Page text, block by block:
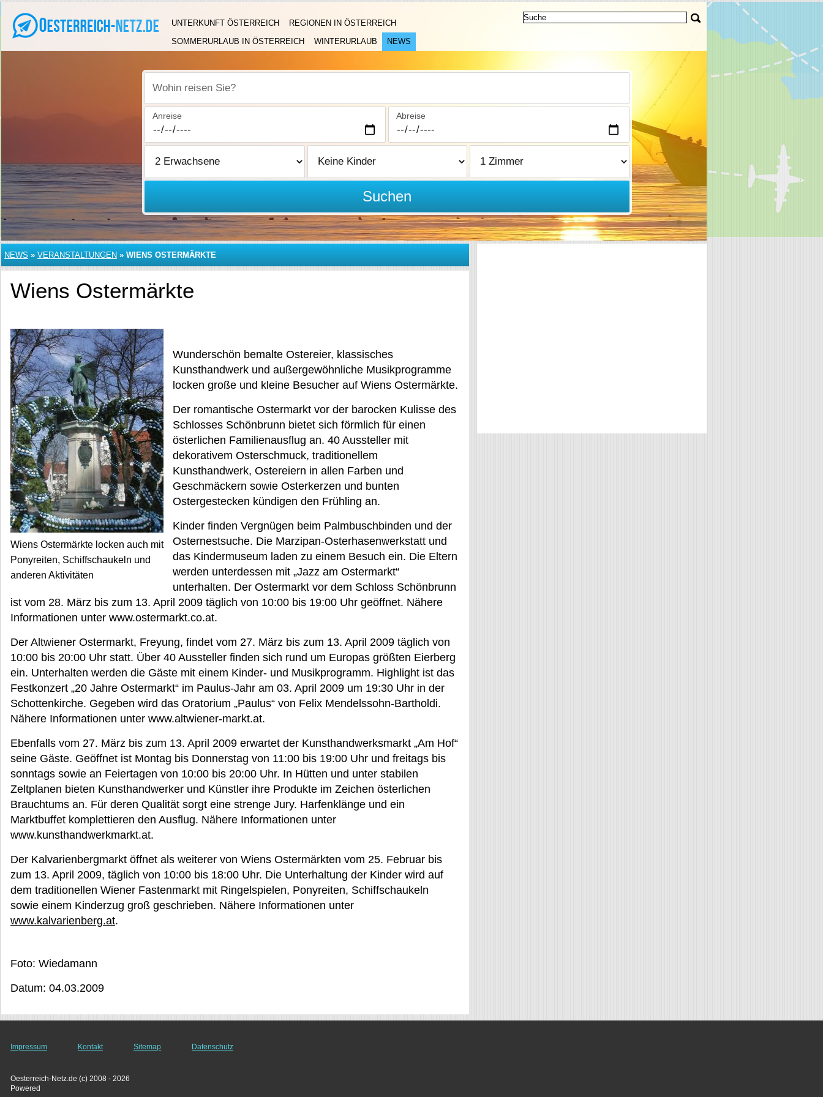
UNTERKUNFT ÖSTERREICH
REGIONEN IN ÖSTERREICH
SOMMERURLAUB IN ÖSTERREICH
WINTERURLAUB NEWS
Wohin reisen Sie?
Anreise Abreise
Suchen
NEWS » VERANSTALTUNGEN » WIENS OSTERMÄRKTE
Wiens Ostermärkte
Wiens Ostermärkte locken auch mit
Ponyreiten, Schiffschaukeln und
anderen Aktivitäten
Wunderschön bemalte Ostereier, klassisches
Kunsthandwerk und außergewöhnliche Musikprogramme
locken große und kleine Besucher auf Wiens Ostermärkte.
Der romantische Ostermarkt vor der barocken Kulisse des
Schlosses Schönbrunn bietet sich förmlich für einen
österlichen Familienausflug an. 40 Aussteller mit
dekorativem Osterschmuck, traditionellem
Kunsthandwerk, Ostereiern in allen Farben und
Geschmäckern sowie Osterkerzen und bunten
Ostergestecken kündigen den Frühling an.
Kinder finden Vergnügen beim Palmbuschbinden und der
Osternestsuche. Die Marzipan-Osterhasenwerkstatt und
das Kindermuseum laden zu einem Besuch ein. Die Eltern
werden unterdessen mit „Jazz am Ostermarkt“
unterhalten. Der Ostermarkt vor dem Schloss Schönbrunn
ist vom 28. März bis zum 13. April 2009 täglich von 10:00 bis 19:00 Uhr geöffnet. Nähere
Informationen unter www.ostermarkt.co.at.
Der Altwiener Ostermarkt, Freyung, findet vom 27. März bis zum 13. April 2009 täglich von
10:00 bis 20:00 Uhr statt. Über 40 Aussteller finden sich rund um Europas größten Eierberg
ein. Unterhalten werden die Gäste mit einem Kinder- und Musikprogramm. Highlight ist das
Festkonzert „20 Jahre Ostermarkt“ im Paulus-Jahr am 03. April 2009 um 19:30 Uhr in der
Schottenkirche. Gegeben wird das Oratorium „Paulus“ von Felix Mendelssohn-Bartholdi.
Nähere Informationen unter www.altwiener-markt.at.
Ebenfalls vom 27. März bis zum 13. April 2009 erwartet der Kunsthandwerksmarkt „Am Hof“
seine Gäste. Geöffnet ist Montag bis Donnerstag von 11:00 bis 19:00 Uhr und freitags bis
sonntags sowie an Feiertagen von 10:00 bis 20:00 Uhr. In Hütten und unter stabilen
Zeltplanen bieten Kunsthandwerker und Künstler ihre Produkte im Zeichen österlichen
Brauchtums an. Für deren Qualität sorgt eine strenge Jury. Harfenklänge und ein
Marktbuffet komplettieren den Ausflug. Nähere Informationen unter
www.kunsthandwerkmarkt.at.
Der Kalvarienbergmarkt öffnet als weiterer von Wiens Ostermärkten vom 25. Februar bis
zum 13. April 2009, täglich von 10:00 bis 18:00 Uhr. Die Unterhaltung der Kinder wird auf
dem traditionellen Wiener Fastenmarkt mit Ringelspielen, Ponyreiten, Schiffschaukeln
sowie einem Kinderzug groß geschrieben. Nähere Informationen unter
www.kalvarienberg.at.
Foto: Wiedamann
Datum: 04.03.2009
Impressum Kontakt Sitemap Datenschutz
Oesterreich-Netz.de (c) 2008 - 2026
Powered